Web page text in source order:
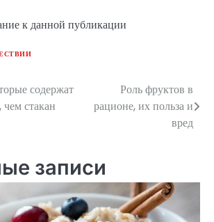
к данной публикации
содержат
стакан
Роль фруктов в
рационе, их польза и
вред
записи